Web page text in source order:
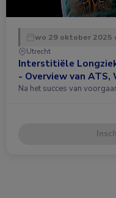
wo 29 oktober 2025
Utrecht
Interstitiële
- Overview van ATS,
Na het succes van